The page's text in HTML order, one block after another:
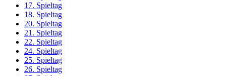
17. Spieltag
18. Spieltag
20. Spieltag
21. Spieltag
22. Spieltag
24. Spieltag
25. Spieltag
26. Spieltag